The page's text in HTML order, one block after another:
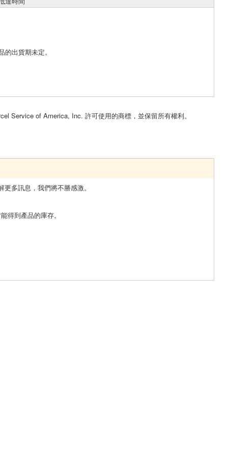
的出貨期未定。
Service of America, Inc. 許可使用的商標，並保留所有權利。
多訊息，我們將不勝感激。
得到產品的庫存。